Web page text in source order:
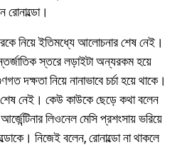
রোনাল্ডো।
নিয়ে ইতিমধ্যে আলোচনার শেষ নেই।
স্তরে লড়াইটা অন্যরকম হয়ে
দক্ষতা নিয়ে নানাভাবে চর্চা হয়ে থাকে।
শেষ নেই। কেউ কাউকে ছেড়ে কথা বলেন
লিওনেল মেসি প্রশংসায় ভরিয়ে
নিজেই বলেন, রোনাল্ডো না থাকলে